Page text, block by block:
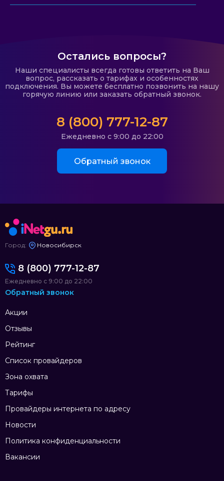
Остались вопросы?
Наши специалисты всегда готовы ответить на Ваш
вопрос, рассказать о тарифах и особенностях
подключения. Вы можете бесплатно позвонить на нашу
горячую линию или заказать обратный звонок.
8 (800) 777-12-87
Ежедневно с 9:00 до 22:00
Обратный звонок
Город: Новосибирск
Акции
Отзывы
Рейтинг
Список провайдеров
Зона охвата
Тарифы
Провайдеры интернета по адресу
Новости
Политика конфиденциальности
Вакансии
8 (800) 777-12-87
Ежедневно с 9:00 до 22:00
Обратный звонок